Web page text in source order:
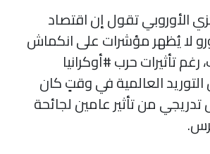
الأوروبي تقول إن اقتصاد
لا يُظهر مؤشرات على انكماش
تأثيرات حرب #أوكرانيا
العالمية في وقتٍ كان
من تأثير عامين لجائحة